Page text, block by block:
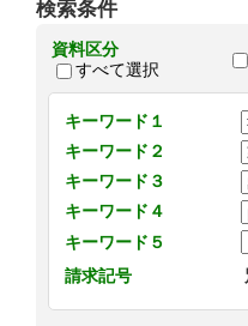
検索条件
資料区分
すべて選択
キーワード１
キーワード２
キーワード３
キーワード４
キーワード５
請求記号